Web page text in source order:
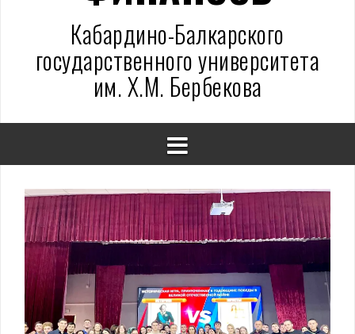
Кабардино-Балкарского
государственного университета
им. Х.М. Бербекова